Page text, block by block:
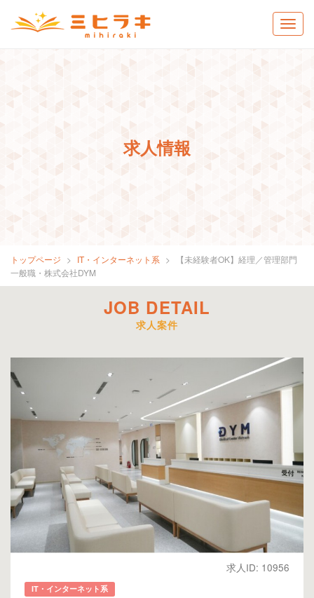
求人情報
トップページ IT・インターネット系
【未経験者OK】経理／管理部門
一般職・株式会社DYM
JOB DETAIL
求人案件
求人ID: 10956
IT・インターネット系